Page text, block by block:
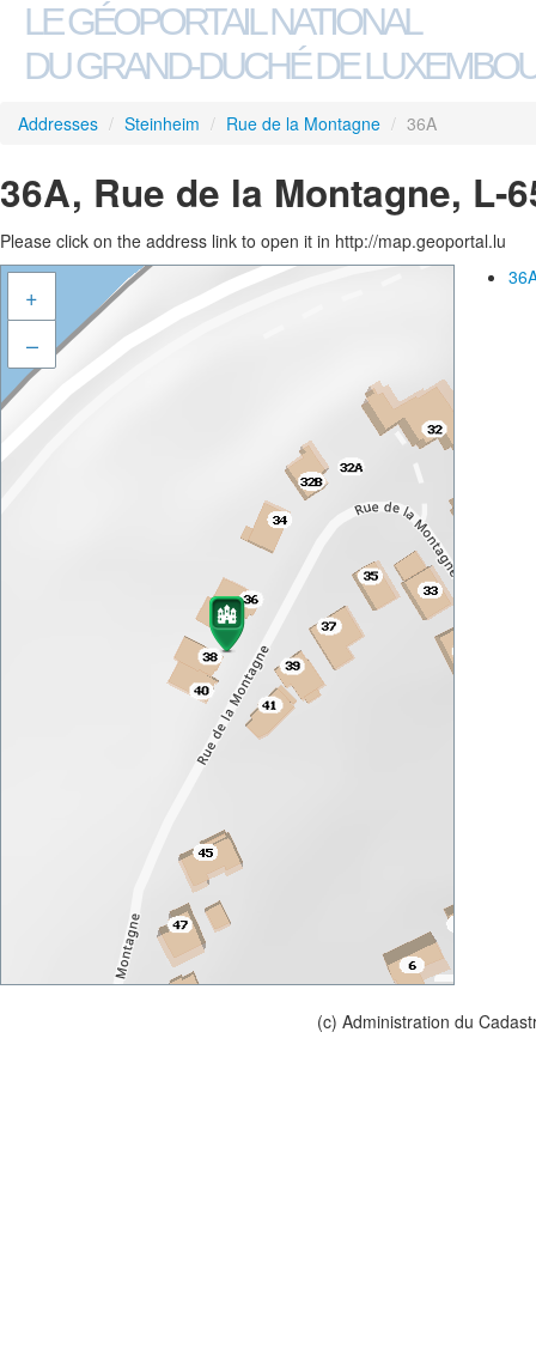
LE GÉOPORTAIL NATIONAL
DU GRAND-DUCHÉ DE
Addresses / Steinheim / Rue de la Montagne / 36A
36A, Rue de la Montagne, L-
Please click on the address link to open it in http://map.geoportal.lu
+
–
(c) Administration du